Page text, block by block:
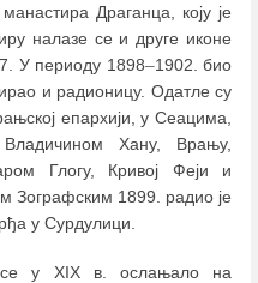
Драганца, коју је
налазе се и друге иконе
У периоду 1898–1902. био
и радионицу. Одатле су
епархији, у Сеацима,
Хану, Врању,
Глогу, Кривој Феји и
Зографским 1899. радио је
у Сурдулици.
се у XIX в. ослањало на